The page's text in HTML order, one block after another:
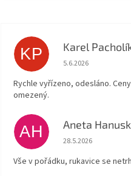
KP Karel
Hodnocení
5.6.2026
Rychle vyřízeno, odesláno.
omezený.
AH Aneta
Hodnocení
28.5.2026
Vše v pořádku, rukavice se